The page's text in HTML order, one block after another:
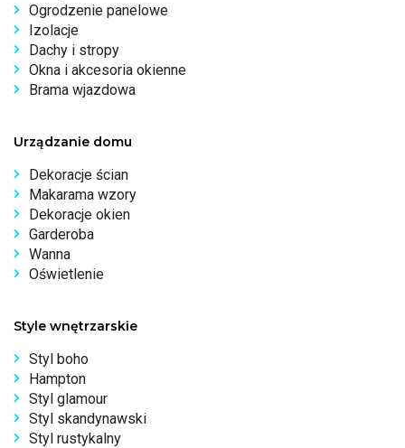
Ogrodzenie panelowe
Izolacje
Dachy i stropy
Okna i akcesoria okienne
Brama wjazdowa
Urządzanie domu
Dekoracje ścian
Makarama wzory
Dekoracje okien
Garderoba
Wanna
Oświetlenie
Style wnętrzarskie
Styl boho
Hampton
Styl glamour
Styl skandynawski
Styl rustykalny